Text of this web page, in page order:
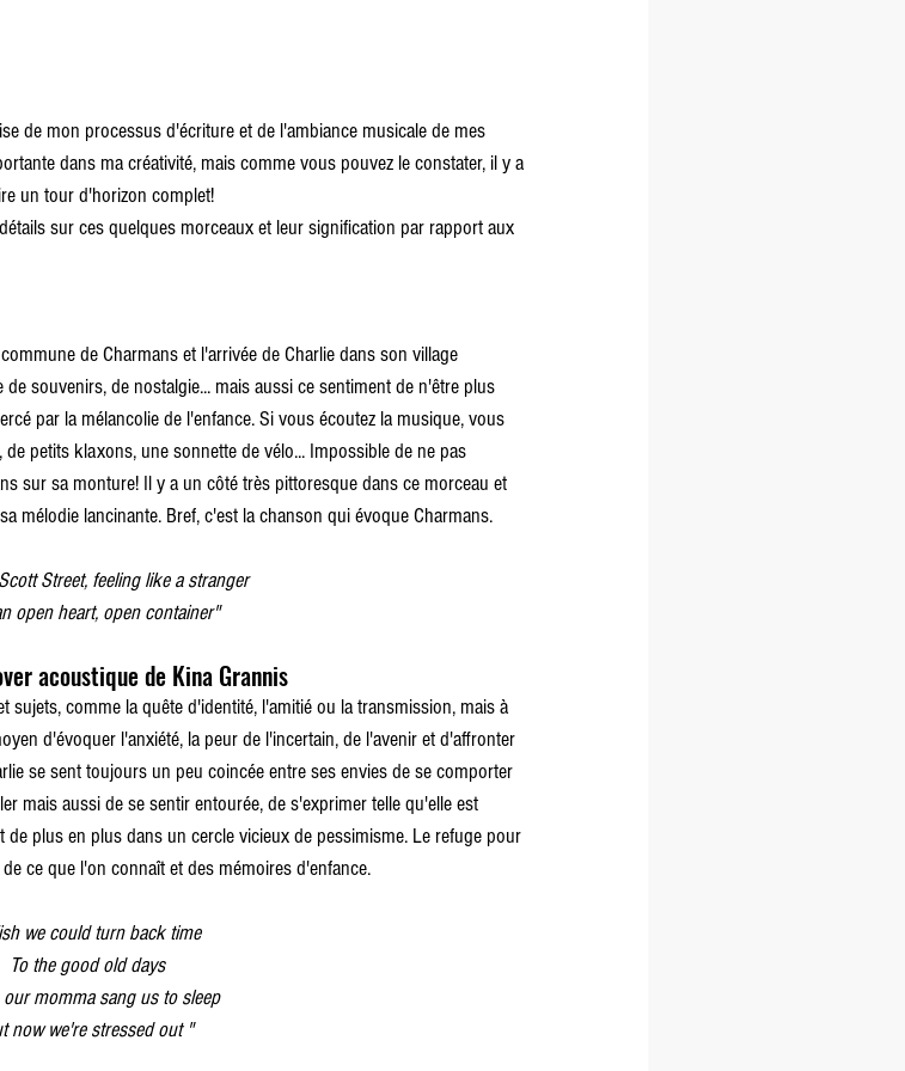
de mon processus d'écriture et de l'ambiance musicale de mes
dans ma créativité, mais comme vous pouvez le constater, il y a
un tour d'horizon complet!
sur ces quelques morceaux et leur signification par rapport aux
de Charmans et l'arrivée de Charlie dans son village
souvenirs, de nostalgie... mais aussi ce sentiment de n'être plus
par la mélancolie de l'enfance. Si vous écoutez la musique, vous
petits klaxons, une sonnette de vélo... Impossible de ne pas
sur sa monture! Il y a un côté très pittoresque dans ce morceau et
mélodie lancinante. Bref, c'est la chanson qui évoque Charmans.
Street, feeling like a stranger
open heart, open container"
acoustique de Kina Grannis
sujets, comme la quête d'identité, l'amitié ou la transmission, mais à
d'évoquer l'anxiété, la peur de l'incertain, de l'avenir et d'affronter
se sent toujours un peu coincée entre ses envies de se comporter
mais aussi de se sentir entourée, de s'exprimer telle qu'elle est
plus en plus dans un cercle vicieux de pessimisme. Le refuge pour
ce que l'on connaît et des mémoires d'enfance.
we could turn back time
To the good old days
our momma sang us to sleep
now we're stressed out "